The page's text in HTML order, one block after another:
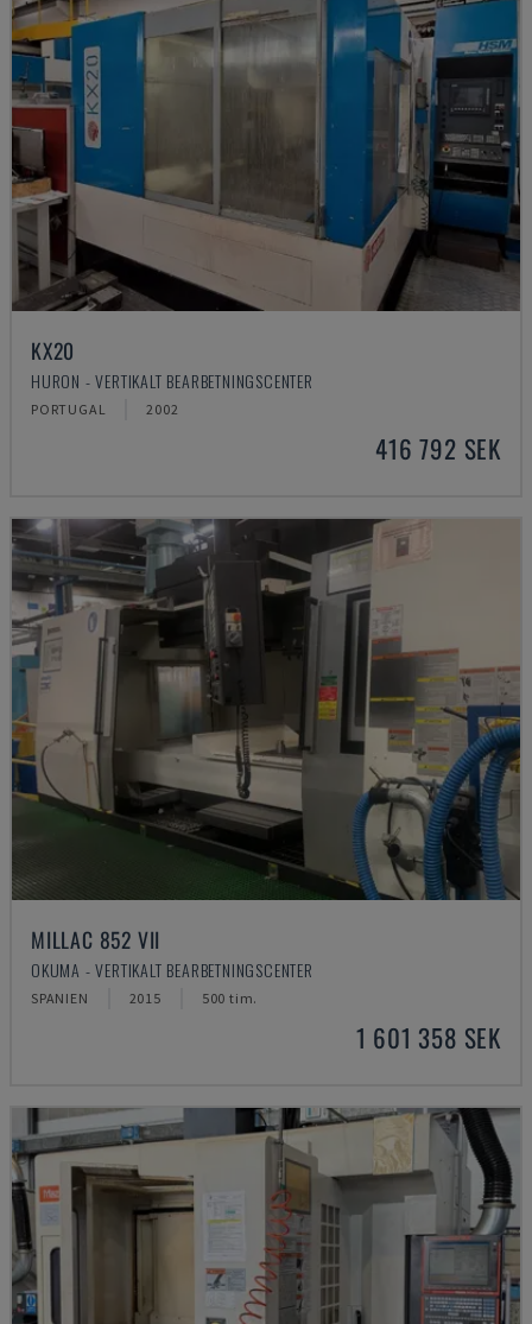
KX20
HURON - VERTIKALT BEARBETNINGSCENTER
PORTUGAL 2002
416 792 SEK
MILLAC 852 VII
OKUMA - VERTIKALT BEARBETNINGSCENTER
SPANIEN 2015 500 tim.
1 601 358 SEK